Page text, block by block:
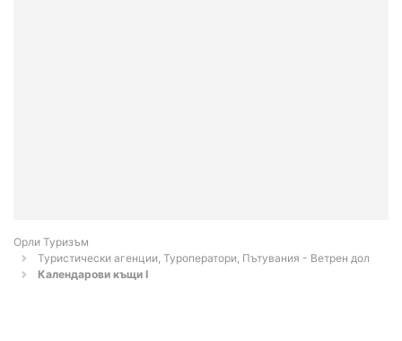
Орли Туризъм
Туристически агенции, Туроператори, Пътувания - Ветрен дол
Календарови къщи I